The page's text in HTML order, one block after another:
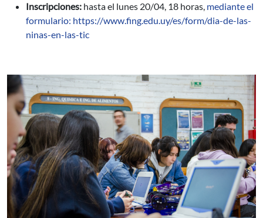
Inscripciones: hasta el lunes 20/04, 18 horas, mediante el
formulario: https://www.fing.edu.uy/es/form/dia-de-las-
ninas-en-las-tic